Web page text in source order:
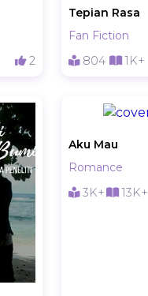
2
Tepian Rasa
Fan Fiction
804
1K+
Aku Mau
Romance
3K+
13K+